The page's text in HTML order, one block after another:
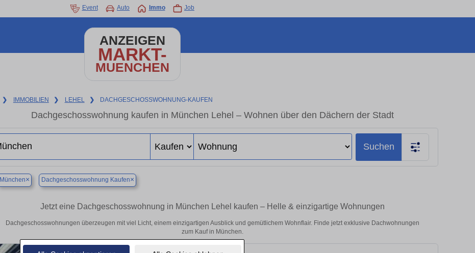
Event Auto Immo Job
ANZEIGEN
MARKT-
MUENCHEN
❯ IMMOBILIEN ❯ LEHEL ❯ DACHGESCHOSSWOHNUNG-KAUFEN
Dachgeschosswohnung kaufen in München Lehel – Wohnen über den Dächern der Stadt
Suchen
München× Dachgeschosswohnung Kaufen×
Jetzt eine Dachgeschosswohnung in München Lehel kaufen – Helle & einzigartige Wohnungen
Dachgeschosswohnungen überzeugen mit viel Licht, einem einzigartigen Ausblick und gemütlichem Wohnflair. Finde jetzt exklusive Dachwohnungen
zum Kauf in München.